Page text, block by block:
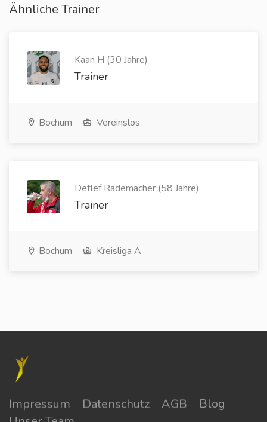
Ähnliche Trainer
Kaan H (30 Jahre)
Trainer
Bochum Vereinslos
Detlef Rademacher (58 Jahre)
Trainer
Bochum Kreisliga A
Impressum Datenschutz AGB
Blog